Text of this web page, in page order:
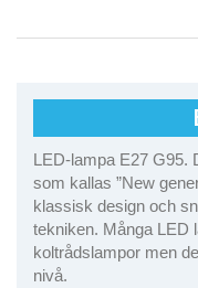
LED-lampa E27 G95.
som kallas ”New
klassisk design och
tekniken. Många LED
koltrådslampor men
nivå.